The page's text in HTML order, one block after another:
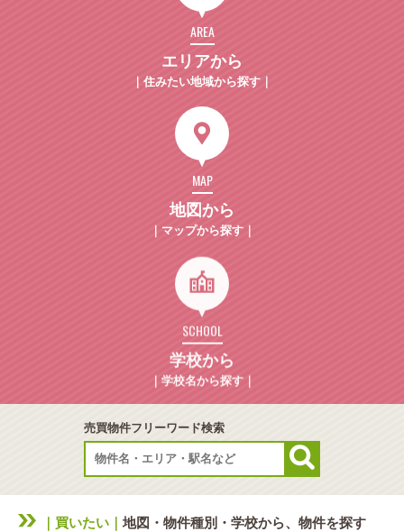
AREA
エリアから
｜住みたい地域から探す｜
MAP
地図から
｜マップから探す｜
SCHOOL
学校から
｜学校名から探す｜
売買物件フリーワード検索
｜買いたい｜ 地図・物件種別・学校から、物件を探す